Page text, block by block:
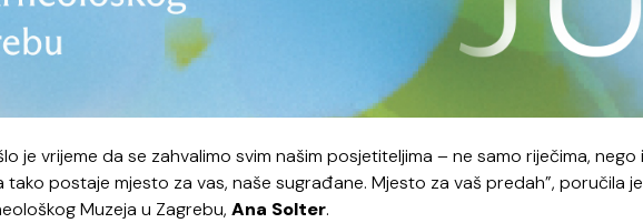
je vrijeme da se zahvalimo svim našim posjetiteljima – ne samo riječima, nego i
postaje mjesto za vas, naše sugrađane. Mjesto za vaš predah”, poručila je
Muzeja u Zagrebu, Ana Solter.